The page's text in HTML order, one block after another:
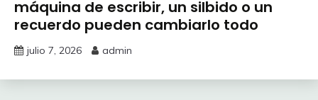
máquina de escribir, un silbido o un
recuerdo pueden cambiarlo todo
julio 7, 2026 admin